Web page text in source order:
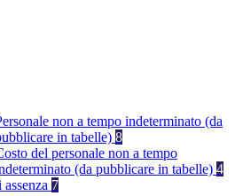
non a tempo indeterminato (da
in tabelle) 8
del personale non a tempo
(da pubblicare in tabelle) 4
7